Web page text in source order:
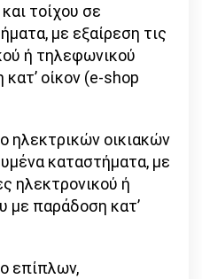
τοίχου σε
με εξαίρεση τις
ή τηλεφωνικού
οίκον (e-shop
ηλεκτρικών οικιακών
καταστήματα, με
ηλεκτρονικού ή
με παράδοση κατ’
επίπλων,